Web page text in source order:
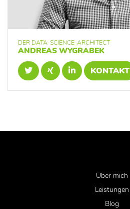
DER DATA-SCIENCE-ARCHITECT
ANDREAS WYGRABEK
KONTAKT
Über mich
Leistungen
Blog